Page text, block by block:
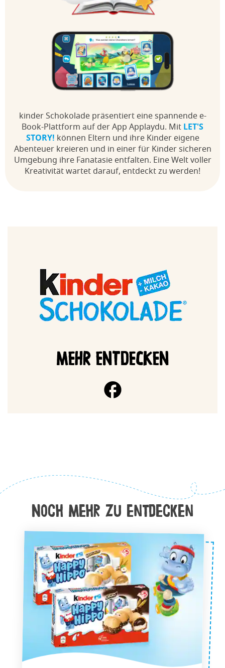
kinder Schokolade präsentiert eine spannende e-
Book-Plattform auf der App Applaydu. Mit LET'S
STORY! können Eltern und ihre Kinder eigene
Abenteuer kreieren und in einer für Kinder sicheren
Umgebung ihre Fanatasie entfalten. Eine Welt voller
Kreativität wartet darauf, entdeckt zu werden!
MEHR ENTDECKEN
Noch Mehr zu entdecken